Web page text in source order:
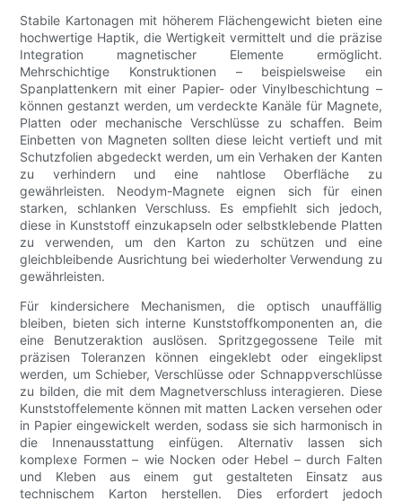
Stabile Kartonagen mit höherem Flächengewicht bieten eine
hochwertige Haptik, die Wertigkeit vermittelt und die präzise
Integration magnetischer Elemente ermöglicht.
Mehrschichtige Konstruktionen – beispielsweise ein
Spanplattenkern mit einer Papier- oder Vinylbeschichtung –
können gestanzt werden, um verdeckte Kanäle für Magnete,
Platten oder mechanische Verschlüsse zu schaffen. Beim
Einbetten von Magneten sollten diese leicht vertieft und mit
Schutzfolien abgedeckt werden, um ein Verhaken der Kanten
zu verhindern und eine nahtlose Oberfläche zu
gewährleisten. Neodym-Magnete eignen sich für einen
starken, schlanken Verschluss. Es empfiehlt sich jedoch,
diese in Kunststoff einzukapseln oder selbstklebende Platten
zu verwenden, um den Karton zu schützen und eine
gleichbleibende Ausrichtung bei wiederholter Verwendung zu
gewährleisten.
Für kindersichere Mechanismen, die optisch unauffällig
bleiben, bieten sich interne Kunststoffkomponenten an, die
eine Benutzeraktion auslösen. Spritzgegossene Teile mit
präzisen Toleranzen können eingeklebt oder eingeklipst
werden, um Schieber, Verschlüsse oder Schnappverschlüsse
zu bilden, die mit dem Magnetverschluss interagieren. Diese
Kunststoffelemente können mit matten Lacken versehen oder
in Papier eingewickelt werden, sodass sie sich harmonisch in
die Innenausstattung einfügen. Alternativ lassen sich
komplexe Formen – wie Nocken oder Hebel – durch Falten
und Kleben aus einem gut gestalteten Einsatz aus
technischem Karton herstellen. Dies erfordert jedoch